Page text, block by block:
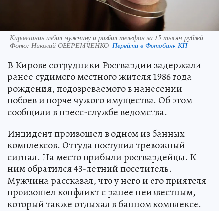
Кировчанин избил мужчину и разбил телефон за 15 тысяч рублей
Фото: Николай ОБЕРЕМЧЕНКО. Перейти в Фотобанк КП
В Кирове сотрудники Росгвардии задержали
ранее судимого местного жителя 1986 года
рождения, подозреваемого в нанесении
побоев и порче чужого имущества. Об этом
сообщили в пресс-службе ведомства.
Инцидент произошел в одном из банных
комплексов. Оттуда поступил тревожный
сигнал. На место прибыли росгвардейцы. К
ним обратился 43-летний посетитель.
Мужчина рассказал, что у него и его приятеля
произошел конфликт с ранее неизвестным,
который также отдыхал в банном комплексе.